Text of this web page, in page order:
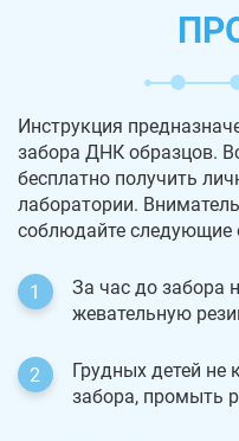
Инструкция
забора ДНК образцов.
бесплатно получить
лаборатории.
соблюдайте следующие
За час до забора
жевательную
Грудных детей не
забора, промыть